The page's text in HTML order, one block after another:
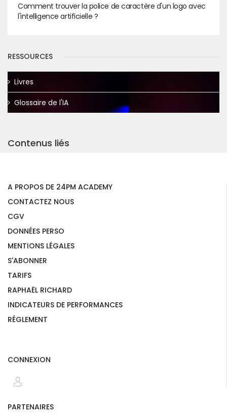
Comment trouver la police de caractère d'un logo avec
l'intelligence artificielle ?
RESSOURCES
Livres
Glossaire de l'IA
Contenus liés
A PROPOS DE 24PM ACADEMY
CONTACTEZ NOUS
CGV
DONNÉES PERSO
MENTIONS LÉGALES
S'ABONNER
TARIFS
RAPHAËL RICHARD
INDICATEURS DE PERFORMANCES
RÉGLEMENT
CONNEXION
PARTENAIRES